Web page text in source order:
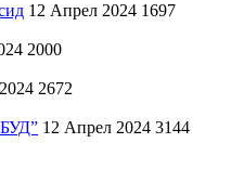
12 Апрел 2024 1697
2000
2672
12 Апрел 2024 3144